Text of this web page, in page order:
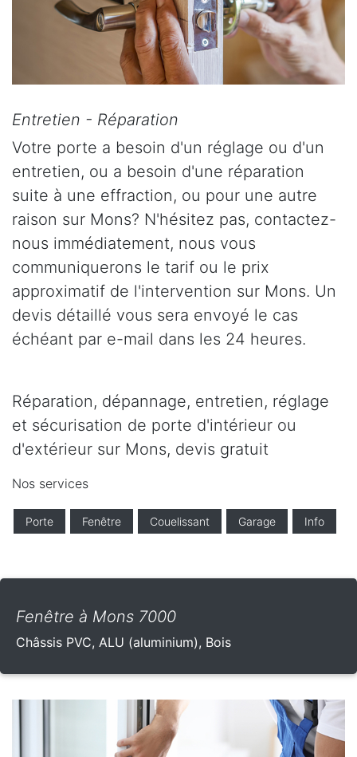
Entretien - Réparation
Votre porte a besoin d'un réglage ou d'un
entretien, ou a besoin d'une réparation
suite à une effraction, ou pour une autre
raison sur Mons? N'hésitez pas, contactez-
nous immédiatement, nous vous
communiquerons le tarif ou le prix
approximatif de l'intervention sur Mons. Un
devis détaillé vous sera envoyé le cas
échéant par e-mail dans les 24 heures.
Réparation, dépannage, entretien, réglage
et sécurisation de porte d'intérieur ou
d'extérieur sur Mons, devis gratuit
Nos services
Porte Fenêtre Couelissant Garage Info
Fenêtre à Mons 7000
Châssis PVC, ALU (aluminium), Bois